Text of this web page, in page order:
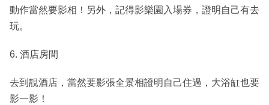
動作當然要影相！另外，記得影樂園入場券，證明自己有去
玩。
6. 酒店房間
去到靚酒店，當然要影張全景相證明自己住過，大浴缸也要
影一影！